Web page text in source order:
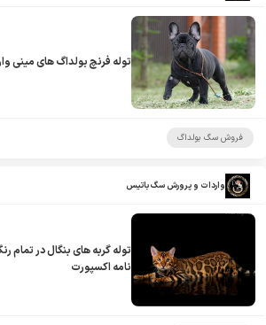
توله فرنچ بولداگ های مینی
فروش سگ بولداگ
واردات و پرورش سگ باتیس
توله گربه های بنگال در تمام
نامه اکسپورت